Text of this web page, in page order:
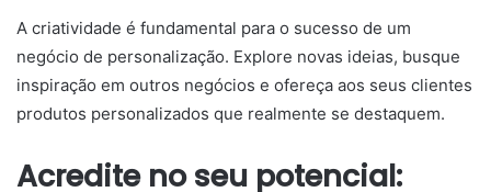
A criatividade é fundamental para o sucesso de um
negócio de personalização. Explore novas ideias, busque
inspiração em outros negócios e ofereça aos seus clientes
produtos personalizados que realmente se destaquem.
Acredite no seu potencial: